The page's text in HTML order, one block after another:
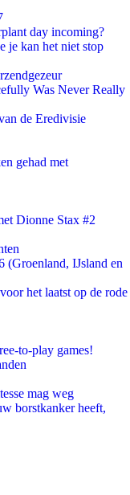
day incoming?
je kan het niet stop
Was Never Really
de Eredivisie
gehad met
Dionne Stax #2
(Groenland, IJsland en
het laatst op de rode
to-play games!
mag weg
borstkanker heeft,